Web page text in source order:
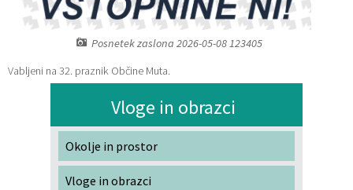
Posnetek zaslona 2026-05-08 123405
Vabljeni na 32. praznik Občine Muta.
Vloge in obrazci
Okolje in prostor
Vloge in obrazci